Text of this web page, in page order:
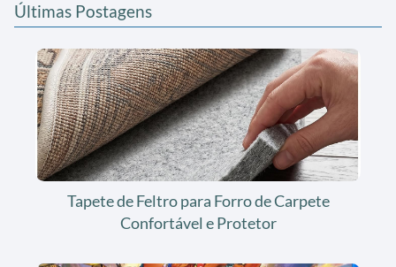
Últimas Postagens
Tapete de Feltro para Forro de Carpete
Confortável e Protetor